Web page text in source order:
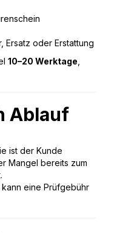
Ersatz oder Erstattung
10–20 Werktage
Ablauf
ist der Kunde
Mangel bereits zum
eine Prüfgebühr